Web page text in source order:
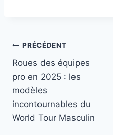
Navigation
de
l’article
PRÉCÉDENT
Roues des équipes
pro en 2025 : les
modèles
incontournables du
World Tour Masculin